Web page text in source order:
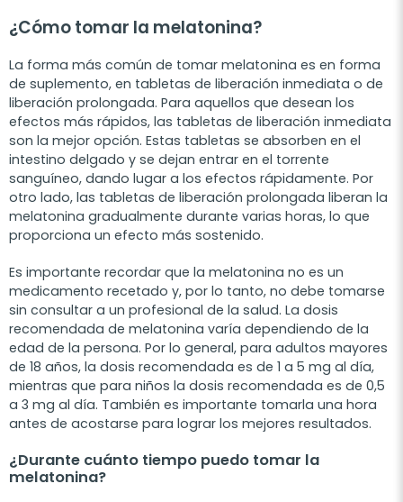
¿Cómo tomar la melatonina?
La forma más común de tomar melatonina es en forma
de suplemento, en tabletas de liberación inmediata o de
liberación prolongada. Para aquellos que desean los
efectos más rápidos, las tabletas de liberación inmediata
son la mejor opción. Estas tabletas se absorben en el
intestino delgado y se dejan entrar en el torrente
sanguíneo, dando lugar a los efectos rápidamente. Por
otro lado, las tabletas de liberación prolongada liberan la
melatonina gradualmente durante varias horas, lo que
proporciona un efecto más sostenido.
Es importante recordar que la melatonina no es un
medicamento recetado y, por lo tanto, no debe tomarse
sin consultar a un profesional de la salud. La dosis
recomendada de melatonina varía dependiendo de la
edad de la persona. Por lo general, para adultos mayores
de 18 años, la dosis recomendada es de 1 a 5 mg al día,
mientras que para niños la dosis recomendada es de 0,5
a 3 mg al día. También es importante tomarla una hora
antes de acostarse para lograr los mejores resultados.
¿Durante cuánto tiempo puedo tomar la
melatonina?